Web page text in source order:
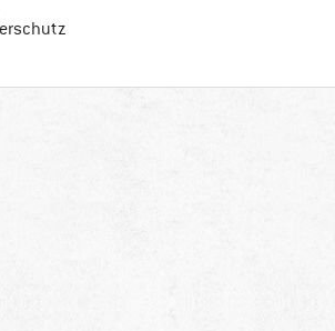
Finde alle Infos hier!